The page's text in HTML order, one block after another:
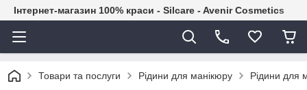
Інтернет-магазин 100% краси - Silcare - Avenir Cosmetics
Товари та послуги Рідини для манікюру Рідини для